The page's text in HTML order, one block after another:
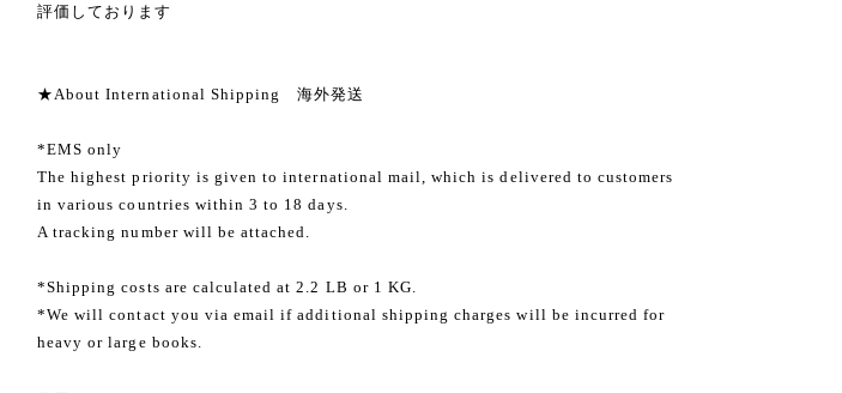
評価しております
★About International Shipping 海外発送
*EMS only
The highest priority is given to international mail, which is delivered to customers
in various countries within 3 to 18 days.
A tracking number will be attached.
*Shipping costs are calculated at 2.2 LB or 1 KG.
*We will contact you via email if additional shipping charges will be incurred for
heavy or large books.